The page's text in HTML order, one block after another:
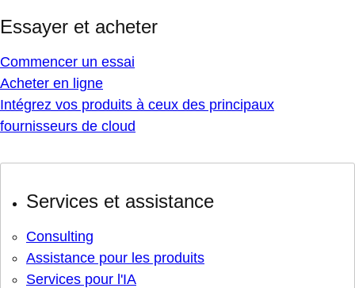
Essayer et acheter
Commencer un essai
Acheter en ligne
Intégrez vos produits à ceux des principaux
fournisseurs de cloud
Services et assistance
Consulting
Assistance pour les produits
Services pour l'IA